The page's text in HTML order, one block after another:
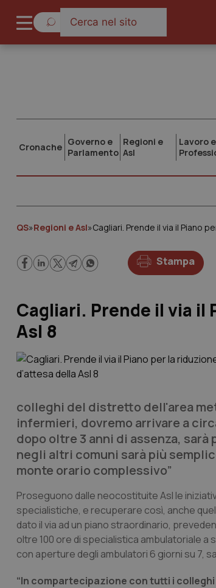
Cronache Governo e
Parlamento
Regioni e
Asl
Lavoro e
QS»Regioni e Asl»Cagliari. Prende il via il Piano
Stampa
Cagliari. Prende il via il
Asl 8
colleghi del distretto dell'area
infermieri, dovremo arrivare a
dopo oltre 3 anni di assenza,
negli altri comuni sarà più
monte orario complessivo”
Proseguono dalle neocostituite Asl le
specialistiche, e recuperare così, anche
dato il via ad un piano straordinario,
oltre 100 ore di specialistica ambulatoriale
con aperture degli ambulatori 6 giorni su 7,
“In compartecipazione con tutti i colleghi